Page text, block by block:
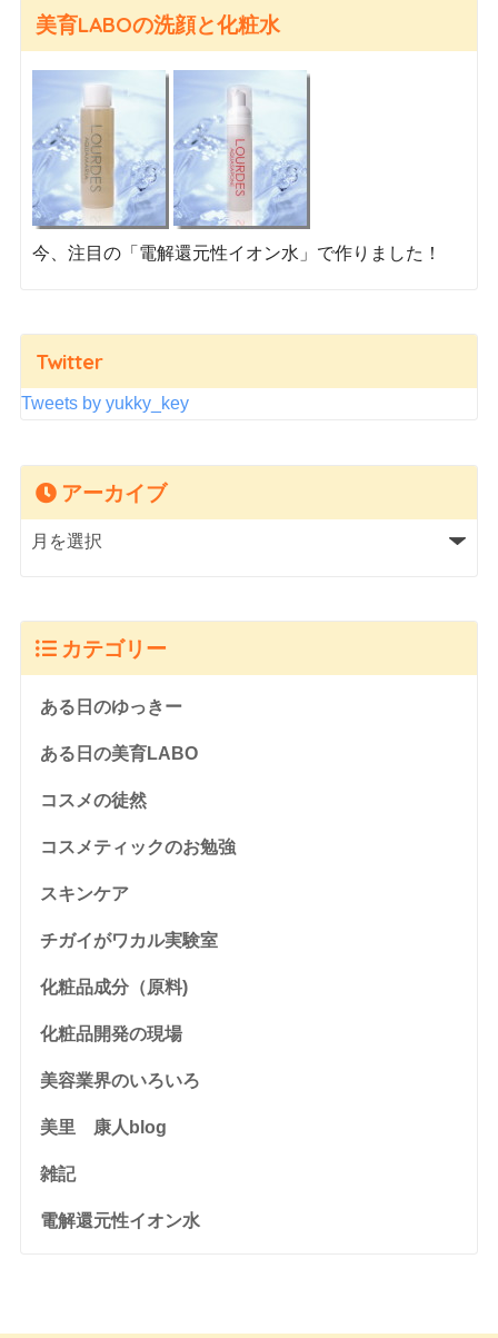
美育LABOの洗顔と化粧水
今、注目の「電解還元性イオン水」で作りました！
Twitter
Tweets by yukky_key
アーカイブ
カテゴリー
ある日のゆっきー
ある日の美育LABO
コスメの徒然
コスメティックのお勉強
スキンケア
チガイがワカル実験室
化粧品成分（原料)
化粧品開発の現場
美容業界のいろいろ
美里 康人blog
雑記
電解還元性イオン水